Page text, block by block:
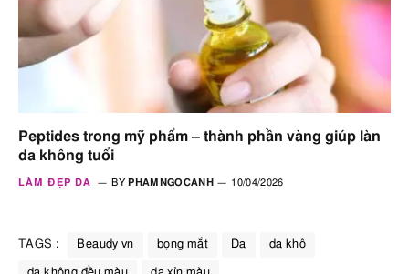
Peptides trong mỹ phẩm – thành phần vàng giúp làn
da không tuổi
LÀM ĐẸP DA BY PHAMNGOCANH 10/04/2026
TAGS : Beaudy vn bọng mắt Da da khô